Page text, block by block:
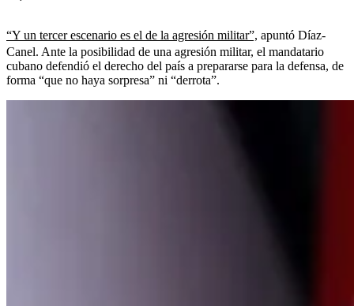
“Y un tercer escenario es el de la agresión militar”, apuntó Díaz-
Canel. Ante la posibilidad de una agresión militar, el mandatario
cubano defendió el derecho del país a prepararse para la defensa, de
forma “que no haya sorpresa” ni “derrota”.